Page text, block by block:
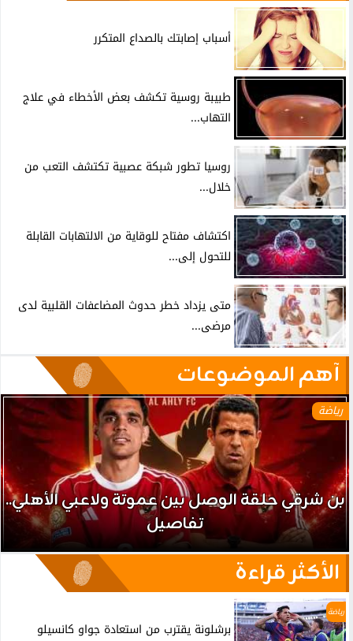
أسباب إصابتك بالصداع المتكرر
طبيبة روسية تكشف بعض الأخطاء في علاج
التهاب...
روسيا تطور شبكة عصبية تكتشف التعب من
خلال...
اكتشاف مفتاح للوقاية من الالتهابات القابلة
للتحول إلى...
متى يزداد خطر حدوث المضاعفات القلبية لدى
مرضى...
آهم الموضوعات
رياضة
بن شرقي حلقة الوصل بين عموتة ولاعبي الأهلي..
تفاصيل
الأكثر قراءة
رياضة
برشلونة يقترب من استعادة جواو كانسيلو